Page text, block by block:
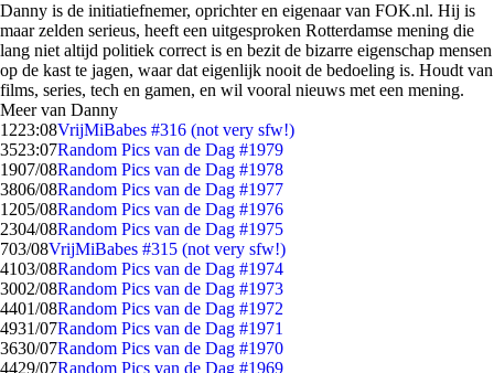
Danny is de initiatiefnemer, oprichter en eigenaar van FOK.nl. Hij is
maar zelden serieus, heeft een uitgesproken Rotterdamse mening die
lang niet altijd politiek correct is en bezit de bizarre eigenschap mensen
op de kast te jagen, waar dat eigenlijk nooit de bedoeling is. Houdt van
films, series, tech en gamen, en wil vooral nieuws met een mening.
Meer van Danny
1223:08VrijMiBabes #316 (not very sfw!)
3523:07Random Pics van de Dag #1979
1907/08Random Pics van de Dag #1978
3806/08Random Pics van de Dag #1977
1205/08Random Pics van de Dag #1976
2304/08Random Pics van de Dag #1975
703/08VrijMiBabes #315 (not very sfw!)
4103/08Random Pics van de Dag #1974
3002/08Random Pics van de Dag #1973
4401/08Random Pics van de Dag #1972
4931/07Random Pics van de Dag #1971
3630/07Random Pics van de Dag #1970
4429/07Random Pics van de Dag #1969